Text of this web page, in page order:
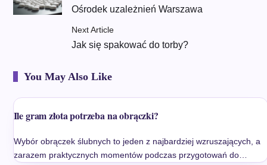
Ośrodek uzależnień Warszawa
Next Article
Jak się spakować do torby?
You May Also Like
Ile gram złota potrzeba na obrączki?
Wybór obrączek ślubnych to jeden z najbardziej wzruszających, a
zarazem praktycznych momentów podczas przygotowań do…